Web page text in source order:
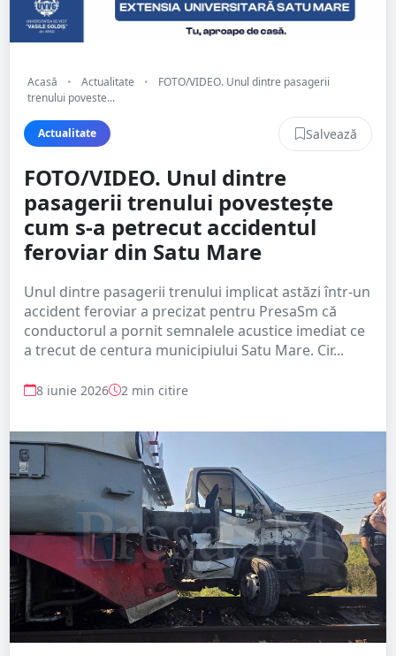
Acasă • Actualitate •
FOTO/VIDEO. Unul dintre pasagerii
trenului poveste...
Actualitate Salvează
FOTO/VIDEO. Unul dintre
pasagerii trenului povestește
cum s-a petrecut accidentul
feroviar din Satu Mare
Unul dintre pasagerii trenului implicat astăzi într-un
accident feroviar a precizat pentru PresaSm că
conductorul a pornit semnalele acustice imediat ce
a trecut de centura municipiului Satu Mare. Cir...
8 iunie 2026 2 min citire